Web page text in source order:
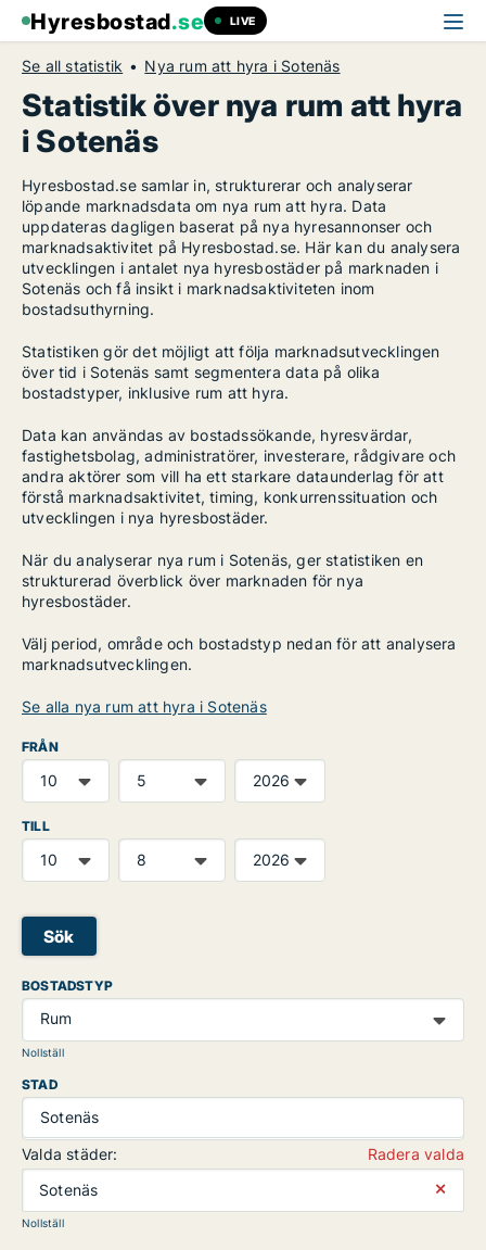
Hyresbostad.se LIVE
Se all statistik Nya rum att hyra i Sotenäs
Statistik över nya rum att hyra
i Sotenäs
Hyresbostad.se samlar in, strukturerar och analyserar
löpande marknadsdata om nya rum att hyra. Data
uppdateras dagligen baserat på nya hyresannonser och
marknadsaktivitet på Hyresbostad.se. Här kan du analysera
utvecklingen i antalet nya hyresbostäder på marknaden i
Sotenäs och få insikt i marknadsaktiviteten inom
bostadsuthyrning.
Statistiken gör det möjligt att följa marknadsutvecklingen
över tid i Sotenäs samt segmentera data på olika
bostadstyper, inklusive rum att hyra.
Data kan användas av bostadssökande, hyresvärdar,
fastighetsbolag, administratörer, investerare, rådgivare och
andra aktörer som vill ha ett starkare dataunderlag för att
förstå marknadsaktivitet, timing, konkurrenssituation och
utvecklingen i nya hyresbostäder.
När du analyserar nya rum i Sotenäs, ger statistiken en
strukturerad överblick över marknaden för nya
hyresbostäder.
Välj period, område och bostadstyp nedan för att analysera
marknadsutvecklingen.
Se alla nya rum att hyra i Sotenäs
FRÅN
TILL
Sök
BOSTADSTYP
Rum
Nollställ
STAD
Sotenäs
Valda städer:
Radera valda
Sotenäs
⨯
Nollställ